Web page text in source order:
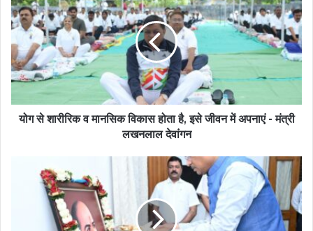
योग से शारीरिक व मानसिक विकास होता है, इसे जीवन में अपनाएं - मंत्री
लखनलाल देवांगन